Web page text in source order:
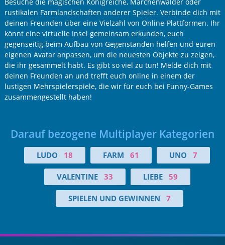
rustikalen Farmlandschaften anderer Spieler. Verbinde dich mit
deinen Freunden über eine Vielzahl von Online-Plattformen. Ihr
könnt eine virtuelle Insel gemeinsam erkunden, euch
gegenseitig beim Aufbau von Gegenständen helfen und euren
eigenen Avatar anpassen, um die neuesten Objekte zu zeigen,
die ihr gesammelt habt. Es gibt so viel zu tun! Melde dich mit
deinen Freunden an und trefft euch online in einem der
lustigen Mehrspielerspiele, die wir für euch bei Funny-Games
zusammengestellt haben!
Darauf bezogene Multiplayer Kategorien
LUDO 18 FARM 61 UNO 7
VALENTINE 33 LIEBE 59
SPIELEN UND GEWINNEN 7